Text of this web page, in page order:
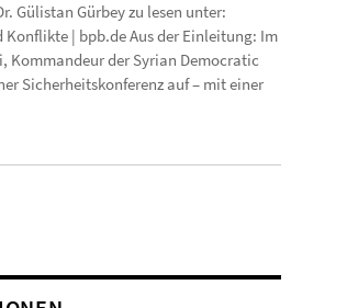
Gülistan Gürbey zu lesen unter:
Konflikte | bpb.de Aus der Einleitung: Im
Kommandeur der Syrian Democratic
Sicherheitskonferenz auf – mit einer